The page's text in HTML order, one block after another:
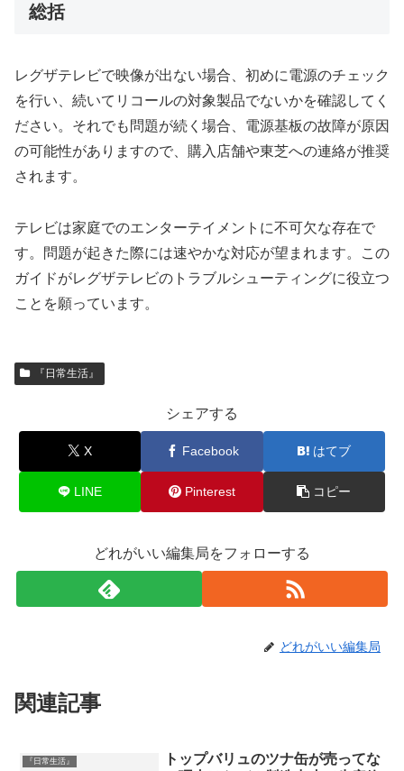
総括
レグザテレビで映像が出ない場合、初めに電源のチェック
を行い、続いてリコールの対象製品でないかを確認してく
ださい。それでも問題が続く場合、電源基板の故障が原因
の可能性がありますので、購入店舗や東芝への連絡が推奨
されます。
テレビは家庭でのエンターテイメントに不可欠な存在で
す。問題が起きた際には速やかな対応が望まれます。この
ガイドがレグザテレビのトラブルシューティングに役立つ
ことを願っています。
『日常生活』
シェアする
X Facebook はてブ
LINE Pinterest コピー
どれがいい編集局をフォローする
どれがいい編集局
関連記事
『日常生活』
トップバリュのツナ缶が売ってな